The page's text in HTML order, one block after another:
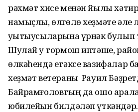
рәхмәт хисе менән йылы
намыҫлы, өлгөлө хеҙмәте әле
уҡытыусыларына үрнәк булып
Шулай уҡ тормош иптәше,
өлкәһендә етәксе вазифалар
хеҙмәт ветераны Рауил
Байрамғоловтың да ошо
юбилейын билдәләп үткәндәр.